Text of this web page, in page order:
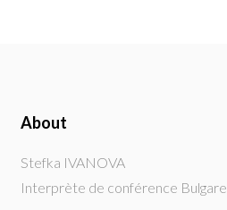
About
Stefka IVANOVA
Interprète de conférence